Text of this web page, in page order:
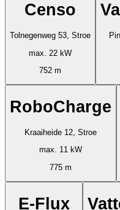
Censo
Tolnegenweg 53, Stroe
max. 22 kW
752 m
RoboCharge
Kraaiheide 12, Stroe
max. 11 kW
775 m
E-Flux